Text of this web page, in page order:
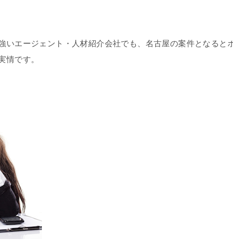
いエージェント・人材紹介会社でも、名古屋の案件となると
情です。